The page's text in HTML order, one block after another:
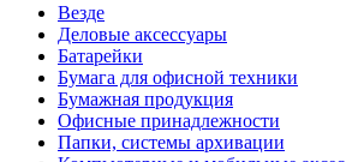
Везде
Деловые аксессуары
Батарейки
Бумага для офисной техники
Бумажная продукция
Офисные принадлежности
Папки, системы архивации